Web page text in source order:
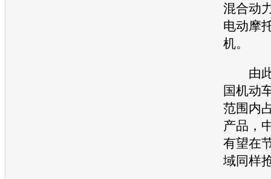
混合动
电动摩
机。
由此
国机动
范围内
产品，
有望在
域同样